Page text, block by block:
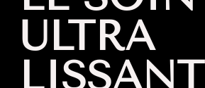
ULTRA
LISSANT